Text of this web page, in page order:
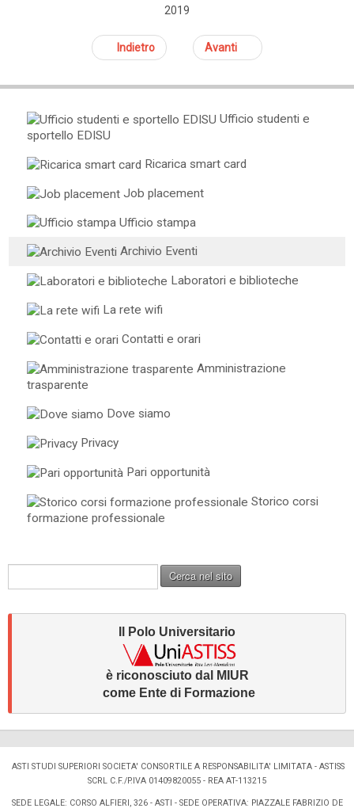
2019
Indietro Avanti
Ufficio studenti e
sportello EDISU
Ricarica smart card
Job placement
Ufficio stampa
Archivio Eventi
Laboratori e biblioteche
La rete wifi
Contatti e orari
Amministrazione
trasparente
Dove siamo
Privacy
Pari opportunità
Storico corsi
formazione professionale
e
c
Cerca nel sito
Il Polo Universitario
è riconosciuto dal MIUR
come Ente di Formazione
ASTI STUDI SUPERIORI SOCIETA' CONSORTILE A RESPONSABILITA' LIMITATA - ASTISS
SCRL C.F./P.IVA 01409820055 - REA AT-113215
SEDE LEGALE: CORSO ALFIERI, 326 - ASTI - SEDE OPERATIVA: PIAZZALE FABRIZIO DE